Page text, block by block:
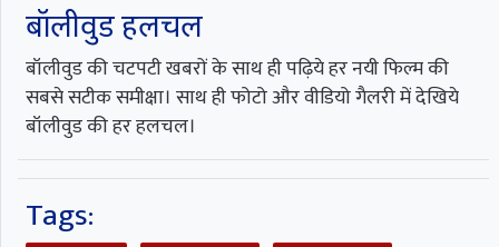
बॉलीवुड हलचल
बॉलीवुड की चटपटी खबरों के साथ ही पढ़िये हर नयी फिल्म की
सबसे सटीक समीक्षा। साथ ही फोटो और वीडियो गैलरी में देखिये
बॉलीवुड की हर हलचल।
Tags: